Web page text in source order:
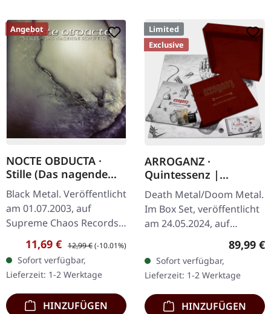
Angebot
NOCTE OBDUCTA ·
Stille (Das nagende
Schweigen) | CD
Black Metal. Veröffentlicht
am 01.07.2003, auf
Supreme Chaos Records.
CD im Jewelcase. Mit
"Stille (Das nagende
Schweigen)" zeigen sich
Nocte Obducta…
Verkaufspreis:
11,69 € Regulärer Preis:
12,99 €(-10.01%)
Sofort verfügbar,
Lieferzeit: 1-2 Werktage
HINZUFÜGEN
Limited
Exclusive
ARROGANZ ·
Quintessenz |
WOODEN BOX SET
Death Metal/Doom Metal.
Im Box Set, veröffentlicht
am 24.05.2024, auf
Supreme Chaos Records.
handgearbeitete Holzbox
mit graviertem…
89,99 €
Sofort verfügbar,
Lieferzeit: 1-2 Werktage
HINZUFÜGEN